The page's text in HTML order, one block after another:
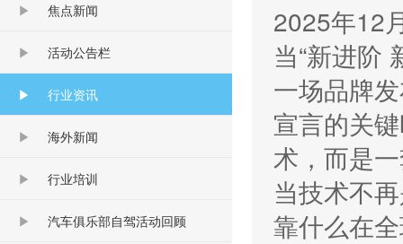
焦点新闻
活动公告栏
行业资讯
海外新闻
行业培训
汽车俱乐部自驾活动回顾
2025年12
当“新进阶
一场品牌
宣言的关
术，而是
当技术不
靠什么在